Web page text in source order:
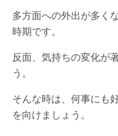
多方面への外出が多く
時期です。
反面、気持ちの変化が
う。
そんな時は、何事にも
を向けましょう。